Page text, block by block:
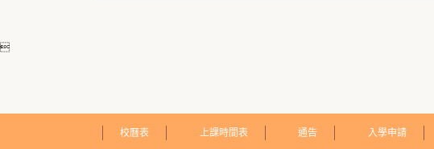

校曆表 上課時間表 通告 入學申請